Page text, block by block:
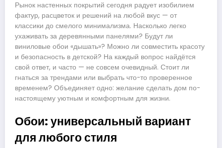
Рынок настенных покрытий сегодня радует изобилием
фактур, расцветок и решений на любой вкус — от
классики до смелого минимализма. Насколько легко
ухаживать за деревянными панелями? Будут ли
виниловые обои «дышать»? Можно ли совместить красоту
и безопасность в детской? На каждый вопрос найдётся
свой ответ, и часто — не совсем очевидный. Стоит ли
гнаться за трендами или выбрать что-то проверенное
временем? Объединяет одно: желание сделать дом по-
настоящему уютным и комфортным для жизни.
Обои: универсальный вариант
для любого стиля